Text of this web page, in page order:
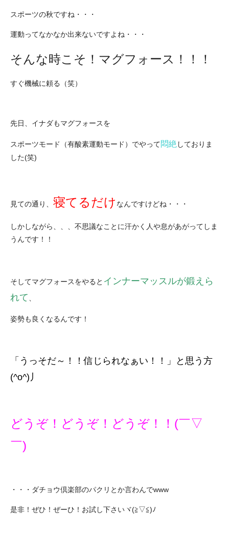
スポーツの秋ですね・・・
運動ってなかなか出来ないですよね・・・
そんな時こそ！マグフォース！！！
すぐ機械に頼る（笑）
先日、イナダもマグフォースを
スポーツモード（有酸素運動モード）でやって悶絶しておりま
した(笑)
見ての通り、 寝てるだけ なんですけどね・・・
しかしながら、、、不思議なことに汗かく人や息があがってしま
うんです！！
そしてマグフォースをやると インナーマッスルが鍛えら
れて、
姿勢も良くなるんです！
「うっそだ～！！信じられなぁい！！」と思う方
(^o^)丿
どうぞ！どうぞ！どうぞ！！(￣▽
￣)
・・・ダチョウ倶楽部のパクリとか言わんでwww
是非！ぜひ！ぜーひ！お試し下さいヾ(≧▽≦)ﾉ